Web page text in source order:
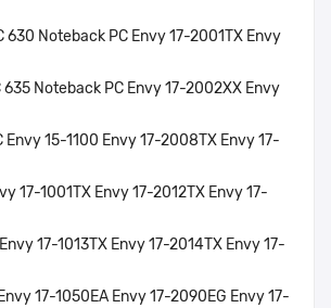
630 Noteback PC Envy 17-2001TX Envy
635 Noteback PC Envy 17-2002XX Envy
Envy 15-1100 Envy 17-2008TX Envy 17-
17-1001TX Envy 17-2012TX Envy 17-
17-1013TX Envy 17-2014TX Envy 17-
17-1050EA Envy 17-2090EG Envy 17-